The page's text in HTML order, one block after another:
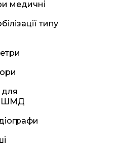
медичні
типу
для
ШМД